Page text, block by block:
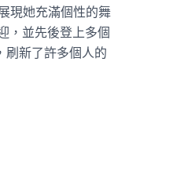
現她充滿個性的舞
，並先後登上多個
刷新了許多個人的